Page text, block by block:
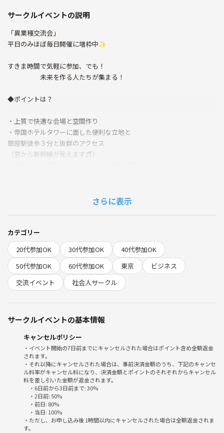
サークルイベントの説明
「異業種交流会」
平日のみほぼ毎日開催に増枠中✨
すきま時間で気軽に参加、でも！
未来を作る人たちが集まる！
◆ポイントは？
・上質で快適な会場と空間作り
・帝国ホテルタワーに面した便利な立地と
銀座駅徒歩３分と抜群のアクセス
（窓から新幹線が見えます♬）
（人数が極端に多くなったときはオール立席式となります）
◆どんな人が参加する？
プログラマー、WEBデザイナー、IT関連、DTPデザイナー、設計士、建
築士、ファイナンシャルプランナー、カウンセラー、プロコーチ、コン
サルタント
国内大手企業、外資系企業
容師、エステティシャン、美容部員、販売、飲食業、アパレル、銀行
員、保険会社、外資系金融機関・投資銀行、人材派遣、転職エージェン
医師、歯科医師、獣医師、看護師、医療従事者、介護福祉士
国家公務員、地方公務員、団体職員
弁護士、会計士、税理士、社労士、行政書士などの士業の方
代表取締役・専務・常務・取締役、個人事業主、フリーランス経営者、
投資家、起業家、事業家、実業家、ビジネスインキュベーター等
さらに表示
カテゴリー
20代参加OK
30代参加OK
40代参加OK
50代参加OK
60代参加OK 東京
ビジネス
交流イベント
社会人サークル
サークルイベントの基本情報
キャンセルポリシー
・イベント開始の7日前までにキャンセルされた場合はポイント含め全額返金
されます。
・それ以降にキャンセルされた場合は、事前決済金額のうち、下記のキャンセ
ル料率がキャンセル料になり、決済金額とポイントのそれぞれからキャンセル
料を差し引いた金額が返金されます。
・6日前から3日前まで: 30%
・2日前: 50%
・前日: 80%
・当日: 100%
・ただし、お申し込み後 1時間以内にキャンセルされた場合は全額返金されま
す。